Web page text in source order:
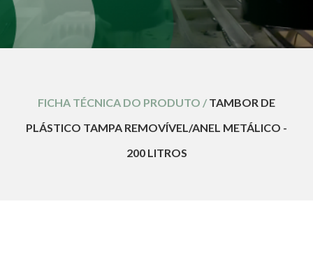
FICHA TÉCNICA DO PRODUTO / TAMBOR DE
PLÁSTICO TAMPA REMOVÍVEL/ANEL METÁLICO -
200 LITROS